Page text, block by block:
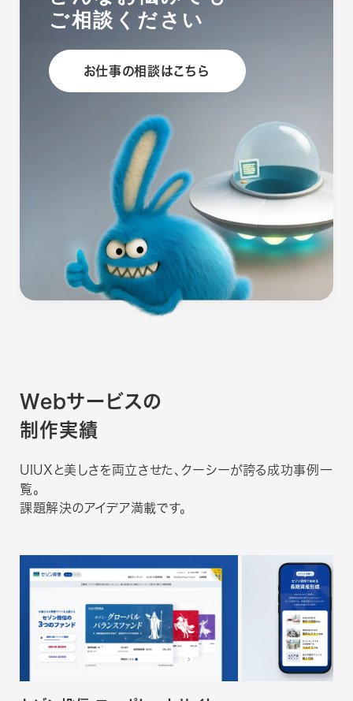
ご相談ください
お仕事の相談はこちら
Webサービスの
制作実績
UIUXと美しさを両立させた、クーシーが誇る成功事例一
覧。
課題解決のアイデア満載です。